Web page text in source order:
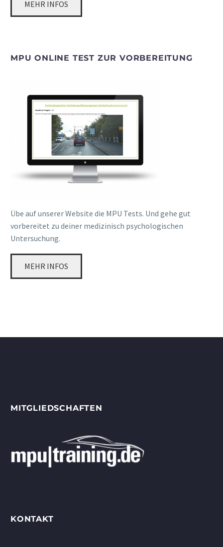
MEHR INFOS
MPU ONLINE TEST ZUR VORBEREITUNG
Übe auf unserer Website die MPU Tests. Und gehe gut
vorbereitet zu deiner medizinisch psychologischen
Untersuchung.
MEHR INFOS
MITGLIEDSCHAFTEN
KONTAKT